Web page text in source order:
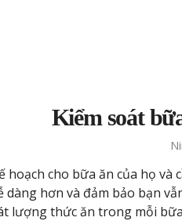
Kiểm soát
cho bữa ăn của họ và
hơn và đảm bảo bạn
lượng thức ăn trong mỗi